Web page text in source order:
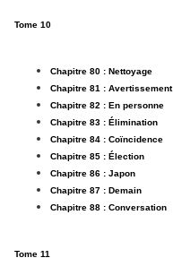
Tome 10
Chapitre 80 : Nettoyage
Chapitre 81 : Avertissement
Chapitre 82 : En personne
Chapitre 83 : Élimination
Chapitre 84 : Coïncidence
Chapitre 85 : Élection
Chapitre 86 : Japon
Chapitre 87 : Demain
Chapitre 88 : Conversation
Tome 11